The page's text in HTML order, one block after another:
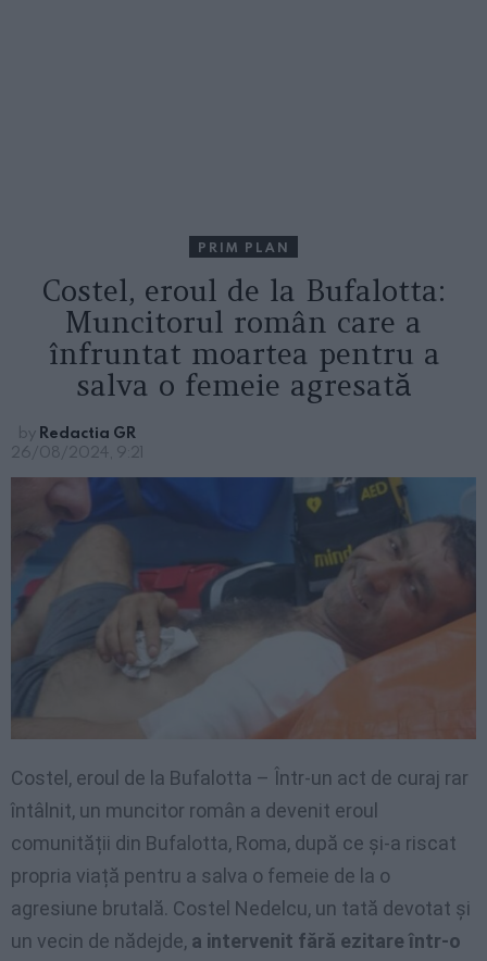
PRIM PLAN
Costel, eroul de la Bufalotta:
Muncitorul român care a
înfruntat moartea pentru a
salva o femeie agresată
by Redactia GR
26/08/2024, 9:21
Costel, eroul de la Bufalotta – Într-un act de curaj rar
întâlnit, un muncitor român a devenit eroul
comunității din Bufalotta, Roma, după ce și-a riscat
propria viață pentru a salva o femeie de la o
agresiune brutală. Costel Nedelcu, un tată devotat și
un vecin de nădejde, a intervenit fără ezitare într-o